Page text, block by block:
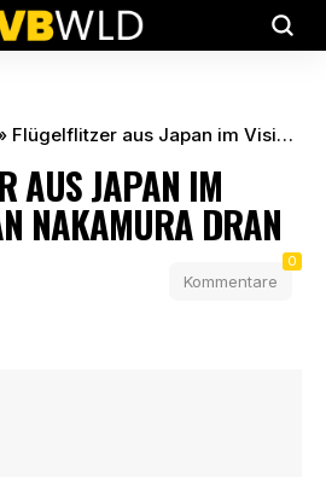
Flügelflitzer aus Japan im Visier: BVB an Nakamura dran
AUS JAPAN IM
NAKAMURA DRAN
Kommentare
0